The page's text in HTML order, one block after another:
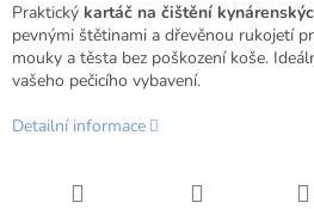
Praktický kartáč na čištění
pevnými štětinami a dřevěnou rukojetí
mouky a těsta bez poškození koše.
vašeho pečicího vybavení.
Detailní informace